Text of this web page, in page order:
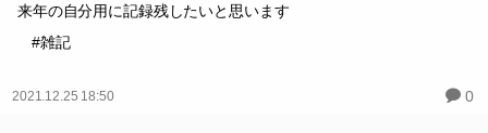
R3年ネイルその1